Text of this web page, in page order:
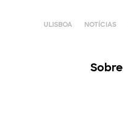
ULISBOA NOTÍCIAS
Sobre